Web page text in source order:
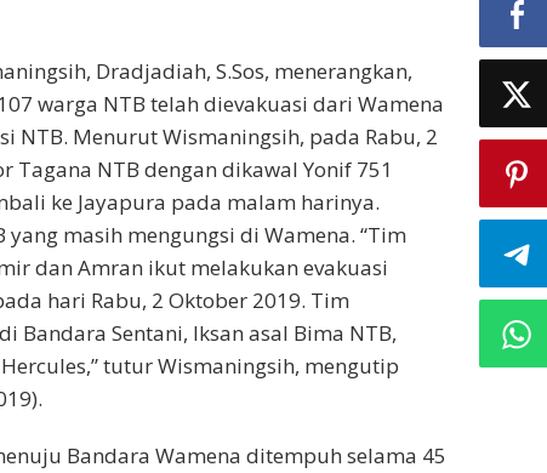
Dradjadiah, S.Sos, menerangkan,
warga NTB telah dievakuasi dari Wamena
NTB. Menurut Wismaningsih, pada Rabu, 2
Tagana NTB dengan dikawal Yonif 751
ke Jayapura pada malam harinya.
masih mengungsi di Wamena. “Tim
dan Amran ikut melakukan evakuasi
hari Rabu, 2 Oktober 2019. Tim
Bandara Sentani, Iksan asal Bima NTB,
tutur Wismaningsih, mengutip
Bandara Wamena ditempuh selama 45